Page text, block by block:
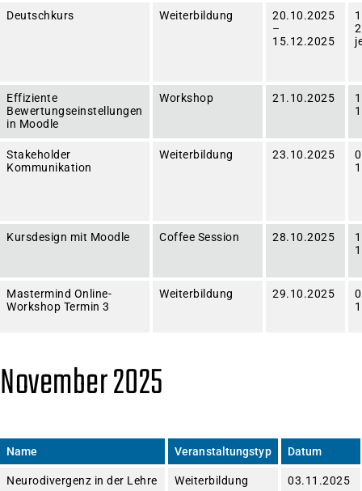
Deutschkurs Weiterbildung
20.10.2025
–
15.12.2025
Effiziente
Bewertungseinstellungen
in Moodle
Workshop 21.10.2025
Stakeholder
Kommunikation
Weiterbildung 23.10.2025
Kursdesign mit Moodle Coffee Session 28.10.2025
Mastermind Online-
Workshop Termin 3
Weiterbildung 29.10.2025
November 2025
Name Veranstaltungstyp Datum
Neurodivergenz in der Lehre Weiterbildung 03.11.2025